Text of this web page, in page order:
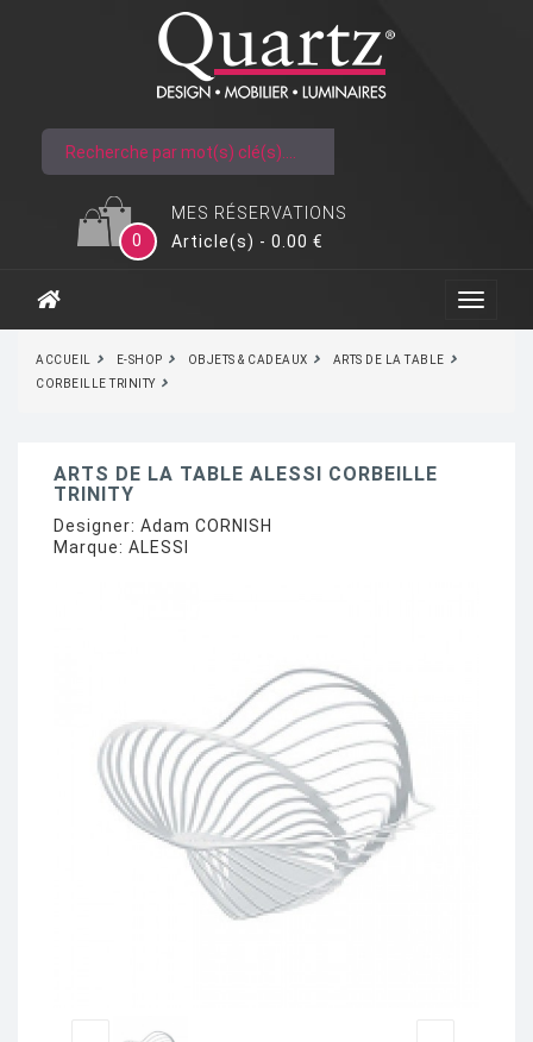
MES RÉSERVATIONS
0
Article(s) - 0.00 €
ACCUEIL E-SHOP OBJETS & CADEAUX
ARTS DE LA TABLE
CORBEILLE TRINITY
ARTS DE LA TABLE ALESSI CORBEILLE
TRINITY
Designer: Adam CORNISH
Marque: ALESSI